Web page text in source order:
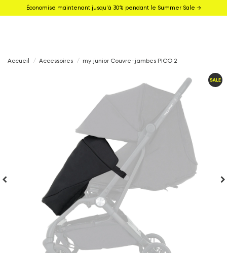
Économise maintenant jusqu'à 30% pendant le Summer Sale →
Accueil Accessoires my junior Couvre-jambes PICO 2